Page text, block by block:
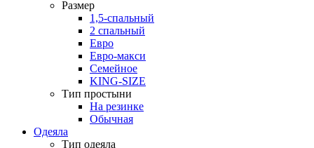
Размер
1,5-спальный
2 спальный
Евро
Евро-макси
Семейное
KING-SIZE
Тип простыни
На резинке
Обычная
Одеяла
Тип одеяла